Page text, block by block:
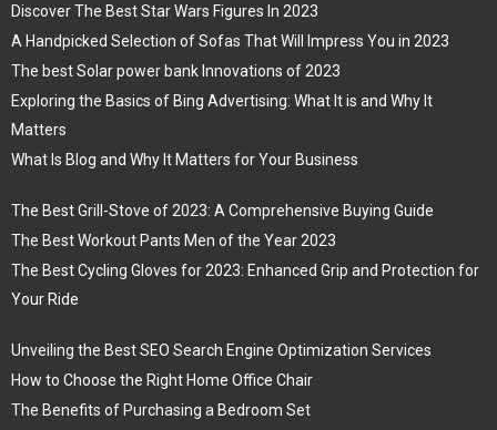
Discover The Best Star Wars Figures In 2023
A Handpicked Selection of Sofas That Will Impress You in 2023
The best Solar power bank Innovations of 2023
Exploring the Basics of Bing Advertising: What It is and Why It
Matters
What Is Blog and Why It Matters for Your Business
The Best Grill-Stove of 2023: A Comprehensive Buying Guide
The Best Workout Pants Men of the Year 2023
The Best Cycling Gloves for 2023: Enhanced Grip and Protection for
Your Ride
Unveiling the Best SEO Search Engine Optimization Services
How to Choose the Right Home Office Chair
The Benefits of Purchasing a Bedroom Set